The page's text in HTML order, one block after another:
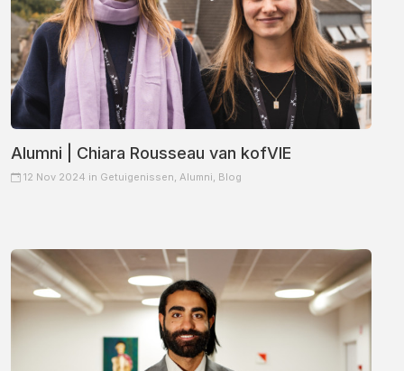
Alumni | Chiara Rousseau van kofVIE
12 Nov 2024 in Getuigenissen, Alumni, Blog